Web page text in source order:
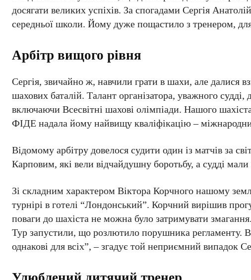
досягати великих успіхів. За спогадами Сергія
середньої школи. Йому дуже пощастило з тренером,
Арбітр вищого рівня
Сергія, звичайно ж, навчили грати в шахи, але далися
шахових баталій. Талант організатора, уважного
включаючи Всесвітні шахові олімпіади. Нашого
ФІДЕ надала йому найвищу кваліфікацію –
Відомому арбітру довелося судити один із матчів за
Карповим, які вели відчайдушну боротьбу, а судді
Зі складним характером Віктора Корчного нашому
турнірі в готелі “Лондонський”. Корчний вирішив
поваги до шахіста не можна було затримувати
Тур запустили, що розлютило порушника регламенту.
однакові для всіх”, – згадує той неприємний випадок